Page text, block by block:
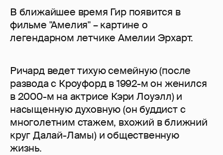
В ближайшее время Гир появится в
фильме "Амелия" – картине о
легендарном летчике Амелии Эрхарт.
Ричард ведет тихую семейную (после
развода с Кроуфорд в 1992-м он женился
в 2000-м на актрисе Кэри Лоуэлл) и
насыщенную духовную (он буддист с
многолетним стажем, вхожий в ближний
круг Далай-Ламы) и общественную
жизнь.